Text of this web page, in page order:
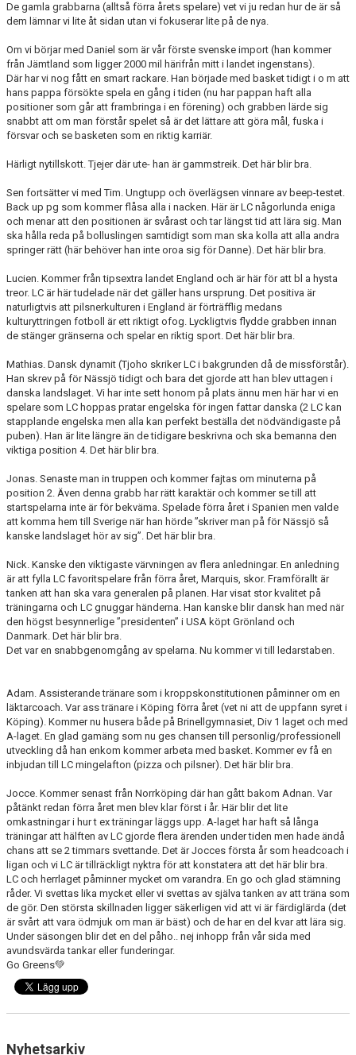
De gamla grabbarna (alltså förra årets spelare) vet vi ju redan hur de är så
dem lämnar vi lite åt sidan utan vi fokuserar lite på de nya.
Om vi börjar med Daniel som är vår förste svenske import (han kommer
från Jämtland som ligger 2000 mil härifrån mitt i landet ingenstans).
Där har vi nog fått en smart rackare. Han började med basket tidigt i o m att
hans pappa försökte spela en gång i tiden (nu har pappan haft alla
positioner som går att frambringa i en förening) och grabben lärde sig
snabbt att om man förstår spelet så är det lättare att göra mål, fuska i
försvar och se basketen som en riktig karriär.
Härligt nytillskott. Tjejer där ute- han är gammstreik. Det här blir bra.
Sen fortsätter vi med Tim. Ungtupp och överlägsen vinnare av beep-testet.
Back up pg som kommer flåsa alla i nacken. Här är LC någorlunda eniga
och menar att den positionen är svårast och tar längst tid att lära sig. Man
ska hålla reda på bolluslingen samtidigt som man ska kolla att alla andra
springer rätt (här behöver han inte oroa sig för Danne). Det här blir bra.
Lucien. Kommer från tipsextra landet England och är här för att bl a hysta
treor. LC är här tudelade när det gäller hans ursprung. Det positiva är
naturligtvis att pilsnerkulturen i England är förträfflig medans
kulturyttringen fotboll är ett riktigt ofog. Lyckligtvis flydde grabben innan
de stänger gränserna och spelar en riktig sport. Det här blir bra.
Mathias. Dansk dynamit (Tjoho skriker LC i bakgrunden då de missförstår).
Han skrev på för Nässjö tidigt och bara det gjorde att han blev uttagen i
danska landslaget. Vi har inte sett honom på plats ännu men här har vi en
spelare som LC hoppas pratar engelska för ingen fattar danska (2 LC kan
stapplande engelska men alla kan perfekt beställa det nödvändigaste på
puben). Han är lite längre än de tidigare beskrivna och ska bemanna den
viktiga position 4. Det här blir bra.
Jonas. Senaste man in truppen och kommer fajtas om minuterna på
position 2. Även denna grabb har rätt karaktär och kommer se till att
startspelarna inte är för bekväma. Spelade förra året i Spanien men valde
att komma hem till Sverige när han hörde ”skriver man på för Nässjö så
kanske landslaget hör av sig”. Det här blir bra.
Nick. Kanske den viktigaste värvningen av flera anledningar. En anledning
är att fylla LC favoritspelare från förra året, Marquis, skor. Framförallt är
tanken att han ska vara generalen på planen. Har visat stor kvalitet på
träningarna och LC gnuggar händerna. Han kanske blir dansk han med när
den högst besynnerlige ”presidenten” i USA köpt Grönland och
Danmark. Det här blir bra.
Det var en snabbgenomgång av spelarna. Nu kommer vi till ledarstaben.
Adam. Assisterande tränare som i kroppskonstitutionen påminner om en
läktarcoach. Var ass tränare i Köping förra året (vet ni att de uppfann syret i
Köping). Kommer nu husera både på Brinellgymnasiet, Div 1 laget och med
A-laget. En glad gamäng som nu ges chansen till personlig/professionell
utveckling då han enkom kommer arbeta med basket. Kommer ev få en
inbjudan till LC mingelafton (pizza och pilsner). Det här blir bra.
Jocce. Kommer senast från Norrköping där han gått bakom Adnan. Var
påtänkt redan förra året men blev klar först i år. Här blir det lite
omkastningar i hur t ex träningar läggs upp. A-laget har haft så långa
träningar att hälften av LC gjorde flera ärenden under tiden men hade ändå
chans att se 2 timmars svettande. Det är Jocces första år som headcoach i
ligan och vi LC är tillräckligt nyktra för att konstatera att det här blir bra.
LC och herrlaget påminner mycket om varandra. En go och glad stämning
råder. Vi svettas lika mycket eller vi svettas av själva tanken av att träna som
de gör. Den största skillnaden ligger säkerligen vid att vi är färdiglärda (det
är svårt att vara ödmjuk om man är bäst) och de har en del kvar att lära sig.
Under säsongen blir det en del påho.. nej inhopp från vår sida med
avundsvärda tankar eller funderingar.
Go Greens💚
Nyhetsarkiv